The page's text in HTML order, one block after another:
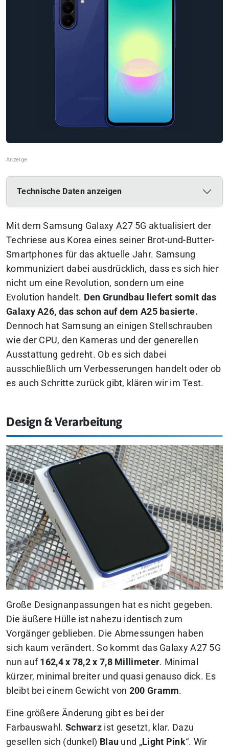
Technische Daten anzeigen
Mit dem Samsung Galaxy A27 5G aktualisiert der
Techriese aus Korea eines seiner Brot-und-Butter-
Smartphones für das aktuelle Jahr. Samsung
kommuniziert dabei ausdrücklich, dass es sich hier
nicht um eine Revolution, sondern um eine
Evolution handelt. Den Grundbau liefert somit das
Galaxy A26, das schon auf dem A25 basierte.
Dennoch hat Samsung an einigen Stellschrauben
wie der CPU, den Kameras und der generellen
Ausstattung gedreht. Ob es sich dabei
ausschließlich um Verbesserungen handelt oder ob
es auch Schritte zurück gibt, klären wir im Test.
Design & Verarbeitung
Große Designanpassungen hat es nicht gegeben.
Die äußere Hülle ist nahezu identisch zum
Vorgänger geblieben. Die Abmessungen haben
sich kaum verändert. So kommt das Galaxy A27 5G
nun auf 162,4 x 78,2 x 7,8 Millimeter. Minimal
kürzer, minimal breiter und quasi genauso dick. Es
bleibt bei einem Gewicht von 200 Gramm.
Eine größere Änderung gibt es bei der
Farbauswahl. Schwarz ist gesetzt, klar. Dazu
gesellen sich (dunkel) Blau und „Light Pink“. Wir